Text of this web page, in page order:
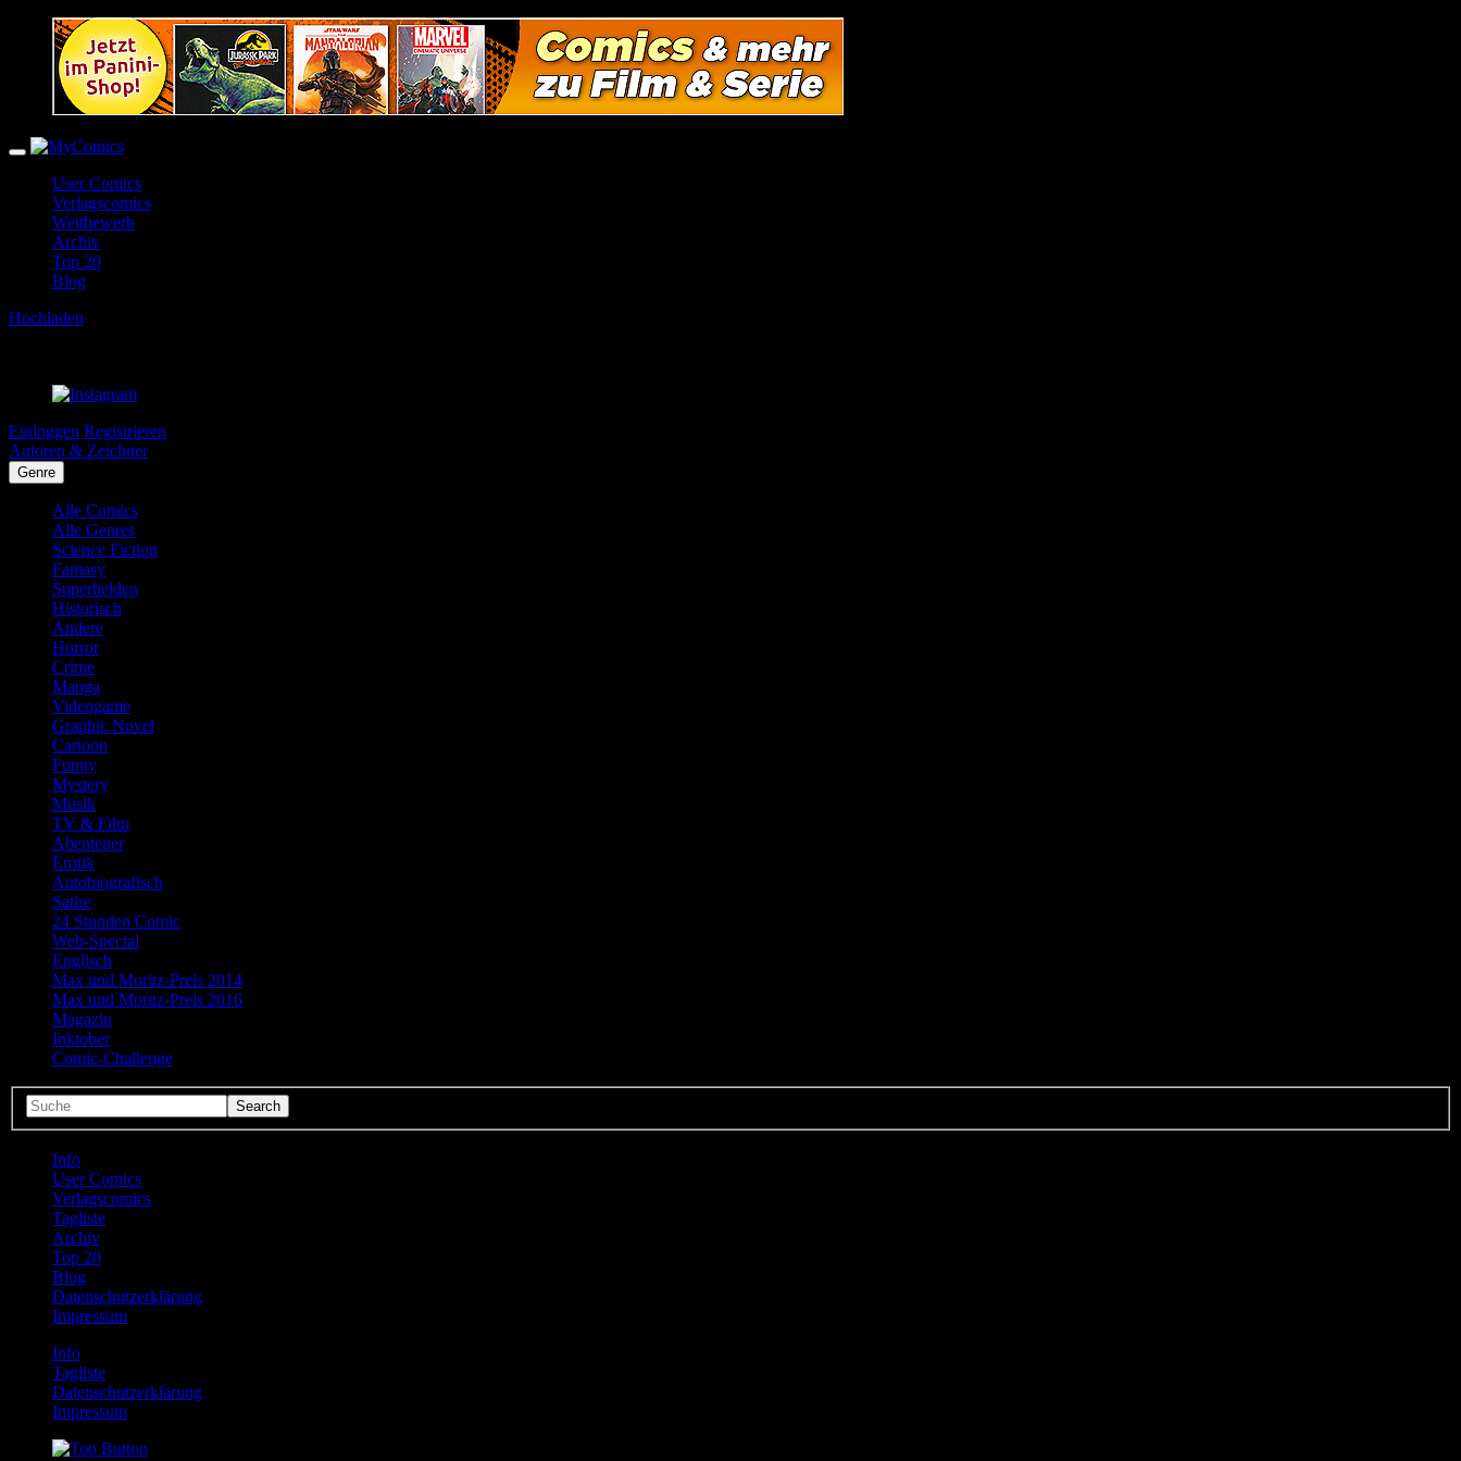
User Comics
Verlagscomics
Wettbewerb
Archiv
Top 20
Blog
Hochladen
Einloggen Registrieren
Autoren & Zeichner
Genre
Alle Comics
Alle Genres
Science Fiction
Fantasy
Superhelden
Historisch
Andere
Horror
Crime
Manga
Videogame
Graphic Novel
Cartoon
Funny
Mystery
Musik
TV & Film
Abenteuer
Erotik
Autobiografisch
Satire
24 Stunden Comic
Web-Special
Englisch
Max und Moritz-Preis 2014
Max und Moritz-Preis 2016
Magazin
Inktober
Comic-Challenge
Info
User Comics
Verlagscomics
Tagliste
Archiv
Top 20
Blog
Datenschutzerklärung
Impressum
Info
Tagliste
Datenschutzerklärung
Impressum